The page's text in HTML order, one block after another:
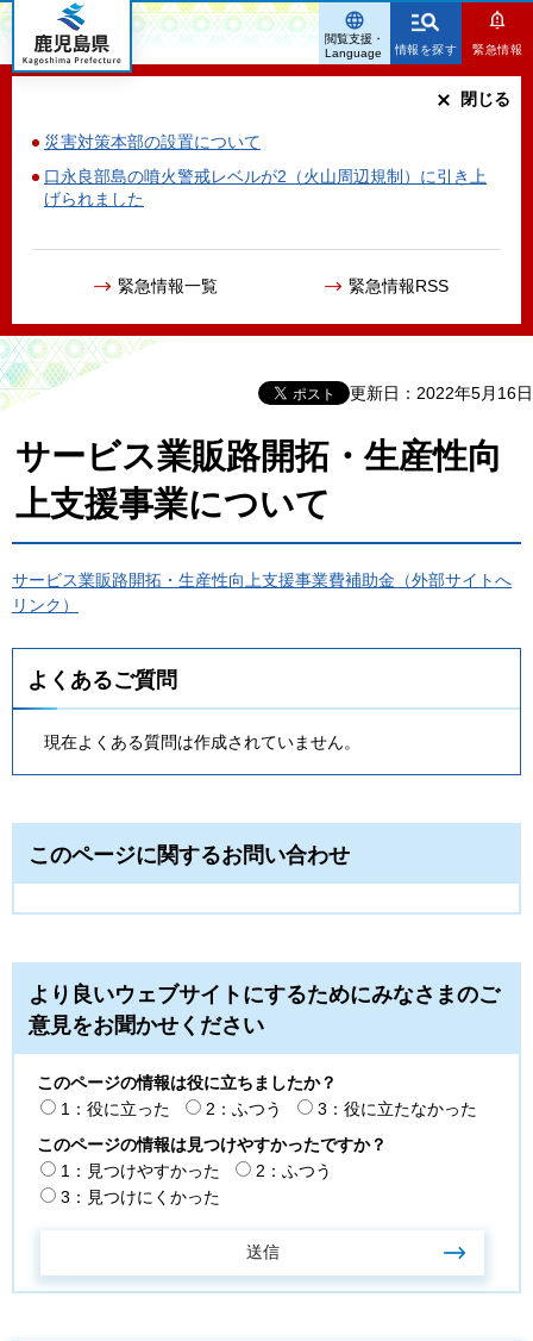
鹿児島県
情報を探す 緊急情報
災害対策本部の設置について
口永良部島の噴火警戒レベルが2（火山周辺規制）に引き上
げられました
緊急情報一覧 緊急情報RSS
閉じる
閲覧支援・
Language
更新日：2022年5月16日
サービス業販路開拓・生産性向
上支援事業について
サービス業販路開拓・生産性向上支援事業費補助金（外部サイトへ
リンク）
よくあるご質問
現在よくある質問は作成されていません。
このページに関するお問い合わせ
より良いウェブサイトにするためにみなさまのご
意見をお聞かせください
このページの情報は役に立ちましたか？
1：役に立った
2：ふつう
3：役に立たなかった
このページの情報は見つけやすかったですか？
1：見つけやすかった
2：ふつう
3：見つけにくかった